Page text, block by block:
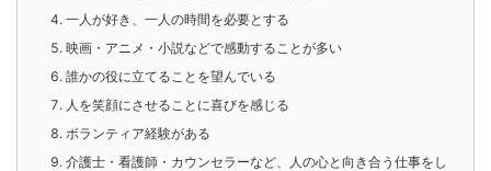
一人が好き、一人の時間を必要とする
映画・アニメ・小説などで感動することが多い
誰かの役に立てることを望んでいる
人を笑顔にさせることに喜びを感じる
ボランティア経験がある
介護士・看護師・カウンセラーなど、人の心と向き合う仕事をし